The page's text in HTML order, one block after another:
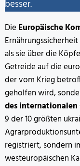
besser.
Die Europäische
als sie über die
Getreide auf die
der vom Krieg
geholfen wird,
des
9 der 10 größten
registriert, sondern
westeuropäischen